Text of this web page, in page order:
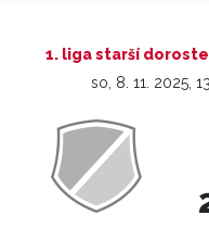
1. liga starší
so, 8. 11. 2025,